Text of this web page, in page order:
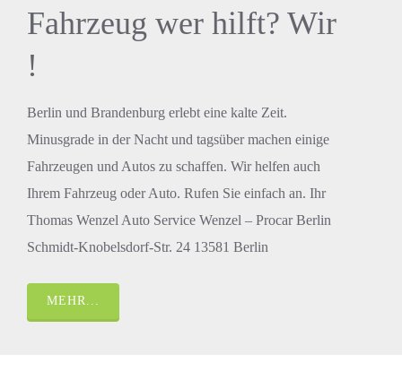
Fahrzeug wer hilft? Wir
!
Berlin und Brandenburg erlebt eine kalte Zeit.
Minusgrade in der Nacht und tagsüber machen einige
Fahrzeugen und Autos zu schaffen. Wir helfen auch
Ihrem Fahrzeug oder Auto. Rufen Sie einfach an. Ihr
Thomas Wenzel Auto Service Wenzel – Procar Berlin
Schmidt-Knobelsdorf-Str. 24 13581 Berlin
MEHR...